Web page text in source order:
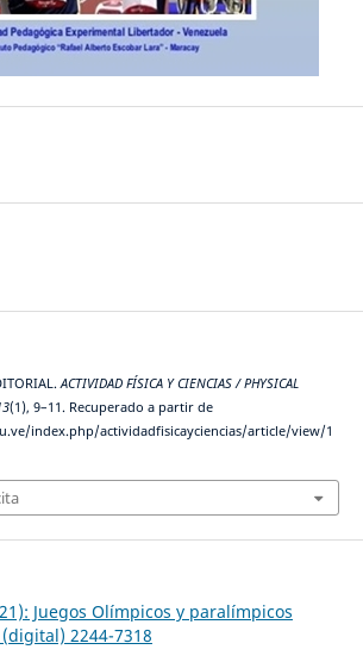
ACTIVIDAD FÍSICA Y CIENCIAS / PHYSICAL
(1), 9–11. Recuperado a partir de
index.php/actividadfisicayciencias/article/view/1
Juegos Olímpicos y paralímpicos
2244-7318